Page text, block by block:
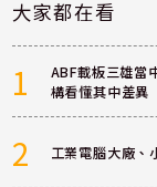
大家都在看
1
ABF載板三雄當
構看懂其中差異
2 工業電腦大廠、